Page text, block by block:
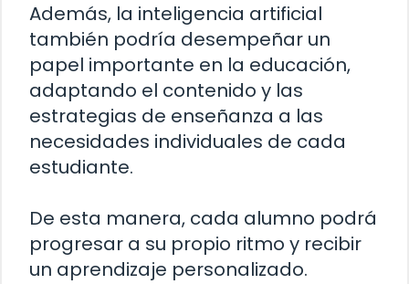
Además, la inteligencia artificial
también podría desempeñar un
papel importante en la educación,
adaptando el contenido y las
estrategias de enseñanza a las
necesidades individuales de cada
estudiante.
De esta manera, cada alumno podrá
progresar a su propio ritmo y recibir
un aprendizaje personalizado.